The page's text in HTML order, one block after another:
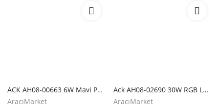
ACK AH08-00663 6W Mavi Paslanmaz Çelik Led Havuz Armatürü
AracıMarket
Ack AH08-02690 30W RGB Ledli Havuz Armatürü
AracıMarket